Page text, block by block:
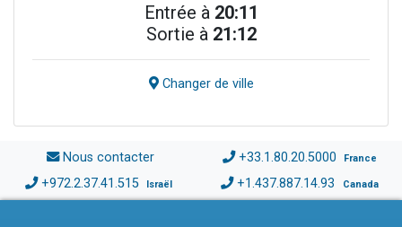
Entrée à 20:11
Sortie à 21:12
Changer de ville
Nous contacter +33.1.80.20.5000 France
+972.2.37.41.515 Israël +1.437.887.14.93 Canada